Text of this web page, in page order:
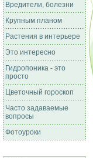
Вредители, болезни
Крупным планом
Растения в интерьере
Это интересно
Гидропоника - это
просто
Цветочный гороскоп
Часто задаваемые
вопросы
Фотоуроки